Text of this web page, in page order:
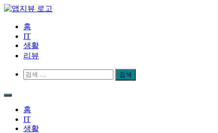
Skip
content
앱지뷰
적절하고 좋은 상품 리뷰
홈
IT
생활
리뷰
검
홈
IT
생활